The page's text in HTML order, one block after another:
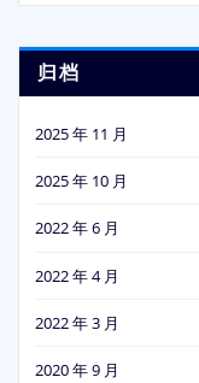
归档
2025 年 11 月
2025 年 10 月
2022 年 6 月
2022 年 4 月
2022 年 3 月
2020 年 9 月